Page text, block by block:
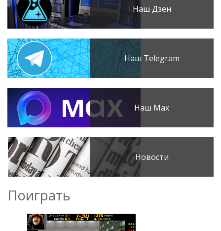
Наш Дзен
Наш Telegram
Наш Max
Новости
Поиграть